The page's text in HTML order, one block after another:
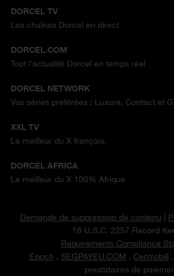
DORCEL TV
Les chaînes Dorcel en direct
DORCEL.COM
Tout l'actualité Dorcel en temps réel
DORCEL NETWORK
Vos séries préférées : Luxure, Contact et
XXL TV
Le meilleur du X français.
DORCEL AFRICA
Le meilleur du X 100% Afrique
Demande de suppression de contenu
18 U.S.C. 2257 Record
Requirements Compliance
Epoch , SEGPAYEU.COM , Centrobill
prestataires de